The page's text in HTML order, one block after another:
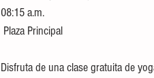
08:15 a.m.
Plaza Principal
Disfruta de una clase gratuita de